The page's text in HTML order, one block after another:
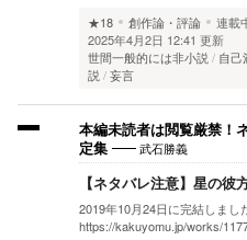
★18
創作論・評論 連載
2025年4月2日 12:41 更新
世間一般的には非小説
自己
説 妄言
本編未読者は閲覧厳禁！
定集
武石勝義
【ネタバレ注意】星の
2019年10月24日に完結しま
https://kakuyomu.jp/works/